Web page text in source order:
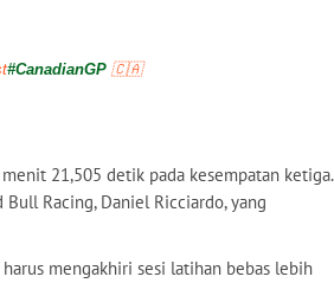
#CanadianGP 🇨🇦
21,505 detik pada kesempatan ketiga.
Racing, Daniel Ricciardo, yang
mengakhiri sesi latihan bebas lebih